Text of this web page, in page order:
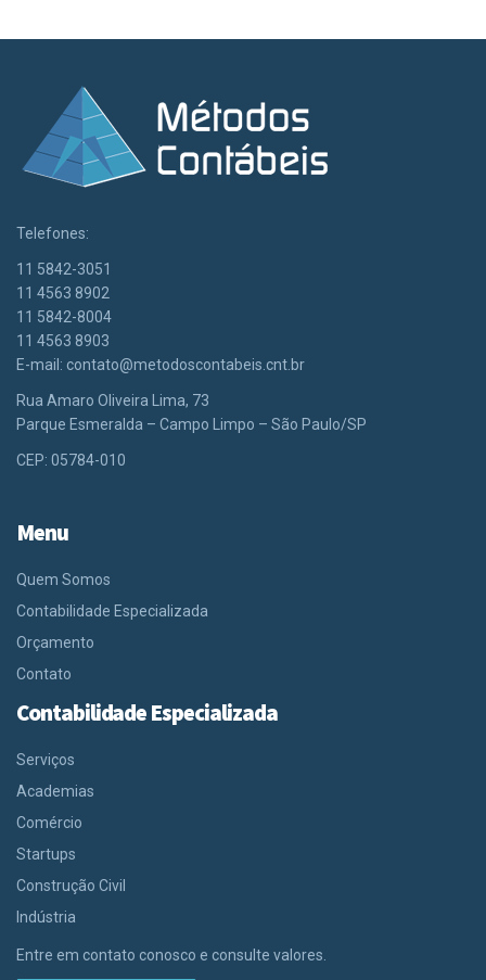
Telefones:
11 5842-3051
11 4563 8902
11 5842-8004
11 4563 8903
E-mail: contato@metodoscontabeis.cnt.br
Rua Amaro Oliveira Lima, 73
Parque Esmeralda – Campo Limpo – São Paulo/SP
CEP: 05784-010
Menu
Quem Somos
Contabilidade Especializada
Orçamento
Contato
Contabilidade Especializada
Serviços
Academias
Comércio
Startups
Construção Civil
Indústria
Entre em contato conosco e consulte valores.